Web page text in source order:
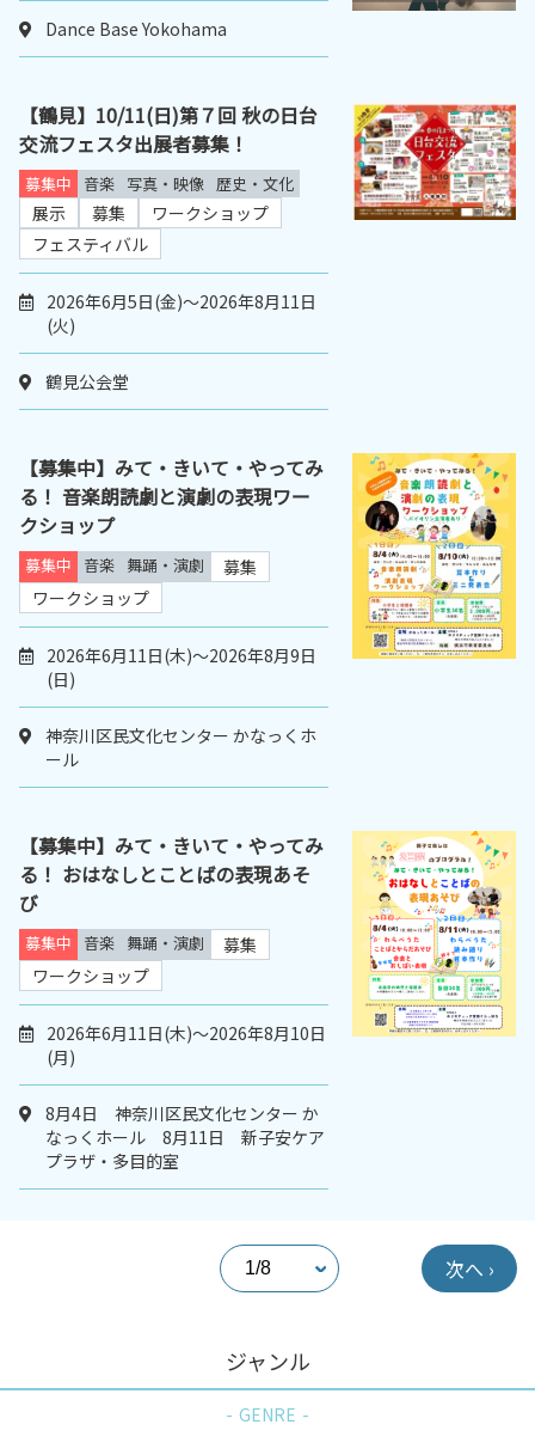
Dance Base Yokohama
【鶴見】10/11(日)第７回 秋の日台
交流フェスタ出展者募集！
募集中 音楽 写真・映像 歴史・文化
展示 募集
ワークショップ
フェスティバル
2026年6月5日(金)～2026年8月11日
(火)
鶴見公会堂
【募集中】みて・きいて・やってみ
る！ 音楽朗読劇と演劇の表現ワー
クショップ
募集中 音楽 舞踊・演劇
募集
ワークショップ
2026年6月11日(木)～2026年8月9日
(日)
神奈川区民文化センター かなっくホ
ール
【募集中】みて・きいて・やってみ
る！ おはなしとことばの表現あそ
び
募集中 音楽 舞踊・演劇
募集
ワークショップ
2026年6月11日(木)～2026年8月10日
(月)
8月4日 神奈川区民文化センター か
なっくホール 8月11日 新子安ケア
プラザ・多目的室
次へ ›
ジャンル
GENRE